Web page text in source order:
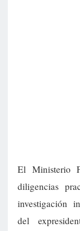
El Ministerio
diligencias
investigación
del